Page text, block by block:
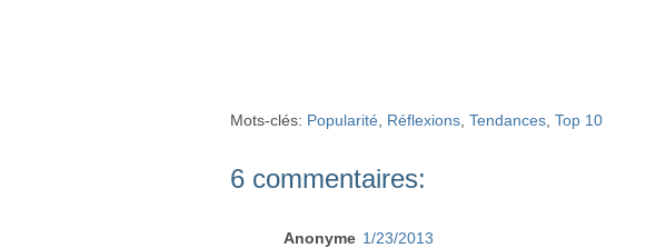
Mots-clés: Popularité Réflexions Tendances Top 10
6 commentaires:
Anonyme 1/23/2013